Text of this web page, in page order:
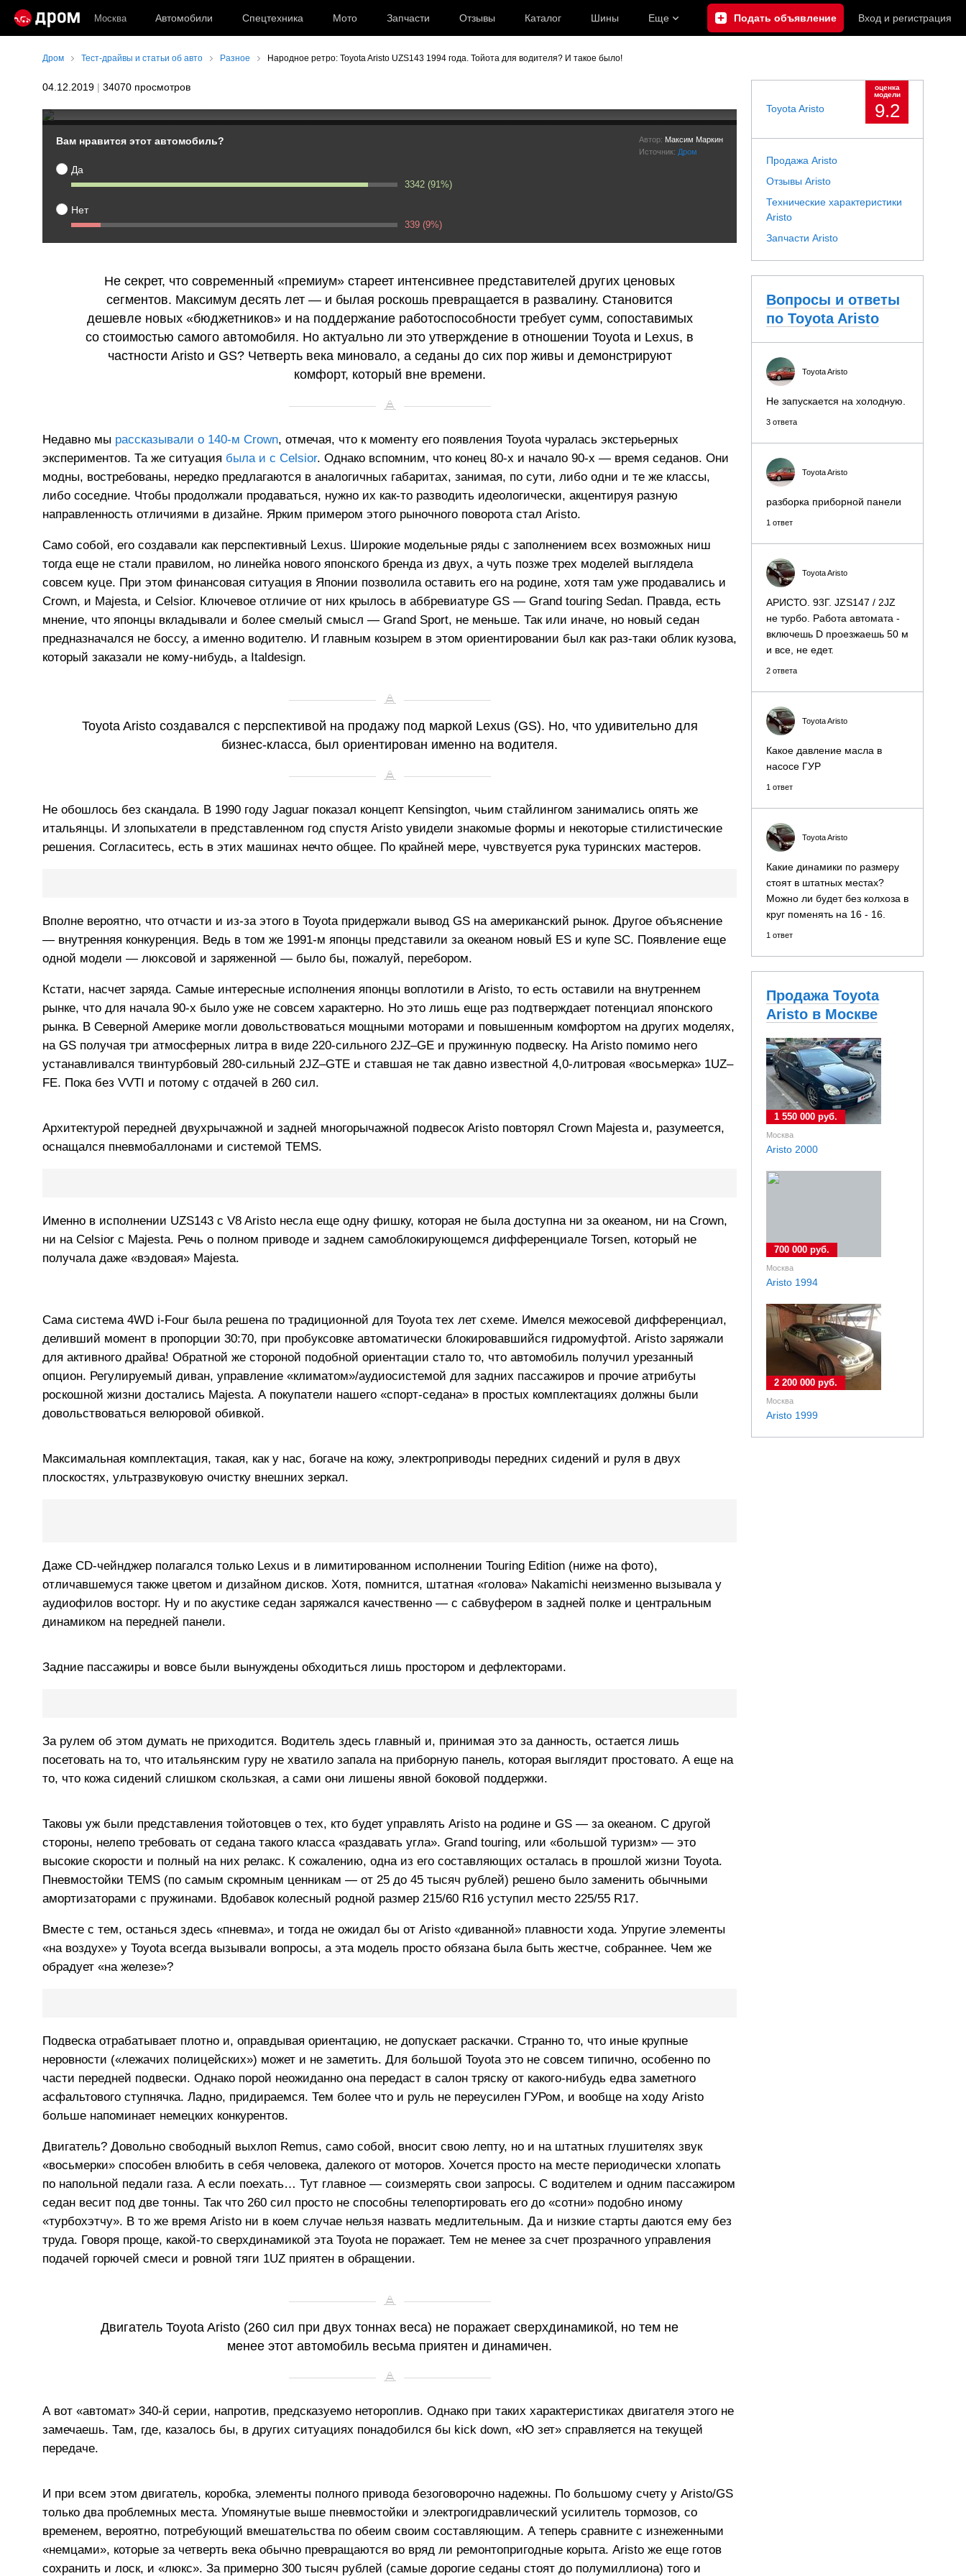
Москва Автомобили Спецтехника Мото Запчасти Отзывы Каталог Шины Еще Подать объявление Вход и регистрация
Дром Тест-драйвы и статьи об авто Разное Народное ретро: Toyota Aristo UZS143 1994 года. Тойота для водителя? И такое было!
04.12.2019 | 34070 просмотров
Народное ретро: Toyota Aristo UZS143 1994 года. Тойота для
водителя? И такое было!
Автор: Максим Маркин
Источник: Дром
Вам нравится этот автомобиль?
Да
3342 (91%)
Нет
339 (9%)
Не секрет, что современный «премиум» стареет интенсивнее представителей других ценовых
сегментов. Максимум десять лет — и былая роскошь превращается в развалину. Становится
дешевле новых «бюджетников» и на поддержание работоспособности требует сумм, сопоставимых
со стоимостью самого автомобиля. Но актуально ли это утверждение в отношении Toyota и Lexus, в
частности Aristo и GS? Четверть века миновало, а седаны до сих пор живы и демонстрируют
комфорт, который вне времени.
Недавно мы рассказывали о 140-м Crown, отмечая, что к моменту его появления Toyota чуралась экстерьерных
экспериментов. Та же ситуация была и с Celsior. Однако вспомним, что конец 80-х и начало 90-х — время седанов. Они
модны, востребованы, нередко предлагаются в аналогичных габаритах, занимая, по сути, либо одни и те же классы,
либо соседние. Чтобы продолжали продаваться, нужно их как-то разводить идеологически, акцентируя разную
направленность отличиями в дизайне. Ярким примером этого рыночного поворота стал Aristo.
Само собой, его создавали как перспективный Lexus. Широкие модельные ряды с заполнением всех возможных ниш
тогда еще не стали правилом, но линейка нового японского бренда из двух, а чуть позже трех моделей выглядела
совсем куце. При этом финансовая ситуация в Японии позволила оставить его на родине, хотя там уже продавались и
Crown, и Majesta, и Celsior. Ключевое отличие от них крылось в аббревиатуре GS — Grand touring Sedan. Правда, есть
мнение, что японцы вкладывали и более смелый смысл — Grand Sport, не меньше. Так или иначе, но новый седан
предназначался не боссу, а именно водителю. И главным козырем в этом ориентировании был как раз-таки облик кузова,
который заказали не кому-нибудь, а Italdesign.
Toyota Aristo создавался с перспективой на продажу под маркой Lexus (GS). Но, что удивительно для
бизнес-класса, был ориентирован именно на водителя.
Не обошлось без скандала. В 1990 году Jaguar показал концепт Kensington, чьим стайлингом занимались опять же
итальянцы. И злопыхатели в представленном год спустя Aristo увидели знакомые формы и некоторые стилистические
решения. Согласитесь, есть в этих машинах нечто общее. По крайней мере, чувствуется рука туринских мастеров.
Вполне вероятно, что отчасти и из-за этого в Toyota придержали вывод GS на американский рынок. Другое объяснение
— внутренняя конкуренция. Ведь в том же 1991-м японцы представили за океаном новый ES и купе SC. Появление еще
одной модели — люксовой и заряженной — было бы, пожалуй, перебором.
Кстати, насчет заряда. Самые интересные исполнения японцы воплотили в Aristo, то есть оставили на внутреннем
рынке, что для начала 90-х было уже не совсем характерно. Но это лишь еще раз подтверждает потенциал японского
рынка. В Северной Америке могли довольствоваться мощными моторами и повышенным комфортом на других моделях,
на GS получая три атмосферных литра в виде 220-сильного 2JZ–GE и пружинную подвеску. На Aristo помимо него
устанавливался твинтурбовый 280-сильный 2JZ–GTE и ставшая не так давно известной 4,0-литровая «восьмерка» 1UZ–
FE. Пока без VVTI и потому с отдачей в 260 сил.
Архитектурой передней двухрычажной и задней многорычажной подвесок Aristo повторял Crown Majesta и, разумеется,
оснащался пневмобаллонами и системой TEMS.
Именно в исполнении UZS143 с V8 Aristo несла еще одну фишку, которая не была доступна ни за океаном, ни на Crown,
ни на Celsior с Majesta. Речь о полном приводе и заднем самоблокирующемся дифференциале Torsen, который не
получала даже «вэдовая» Majesta.
Сама система 4WD i-Four была решена по традиционной для Toyota тех лет схеме. Имелся межосевой дифференциал,
деливший момент в пропорции 30:70, при пробуксовке автоматически блокировавшийся гидромуфтой. Aristo заряжали
для активного драйва! Обратной же стороной подобной ориентации стало то, что автомобиль получил урезанный
опцион. Регулируемый диван, управление «климатом»/аудиосистемой для задних пассажиров и прочие атрибуты
роскошной жизни достались Majesta. А покупатели нашего «спорт-седана» в простых комплектациях должны были
довольствоваться велюровой обивкой.
Максимальная комплектация, такая, как у нас, богаче на кожу, электроприводы передних сидений и руля в двух
плоскостях, ультразвуковую очистку внешних зеркал.
Даже CD-чейнджер полагался только Lexus и в лимитированном исполнении Touring Edition (ниже на фото),
отличавшемуся также цветом и дизайном дисков. Хотя, помнится, штатная «голова» Nakamichi неизменно вызывала у
аудиофилов восторг. Ну и по акустике седан заряжался качественно — с сабвуфером в задней полке и центральным
динамиком на передней панели.
Задние пассажиры и вовсе были вынуждены обходиться лишь простором и дефлекторами.
За рулем об этом думать не приходится. Водитель здесь главный и, принимая это за данность, остается лишь
посетовать на то, что итальянским гуру не хватило запала на приборную панель, которая выглядит простовато. А еще на
то, что кожа сидений слишком скользкая, а сами они лишены явной боковой поддержки.
Таковы уж были представления тойотовцев о тех, кто будет управлять Aristo на родине и GS — за океаном. С другой
стороны, нелепо требовать от седана такого класса «раздавать угла». Grand touring, или «большой туризм» — это
высокие скорости и полный на них релакс. К сожалению, одна из его составляющих осталась в прошлой жизни Toyota.
Пневмостойки TEMS (по самым скромным ценникам — от 25 до 45 тысяч рублей) решено было заменить обычными
амортизаторами с пружинами. Вдобавок колесный родной размер 215/60 R16 уступил место 225/55 R17.
Вместе с тем, останься здесь «пневма», и тогда не ожидал бы от Aristo «диванной» плавности хода. Упругие элементы
«на воздухе» у Toyota всегда вызывали вопросы, а эта модель просто обязана была быть жестче, собраннее. Чем же
обрадует «на железе»?
Подвеска отрабатывает плотно и, оправдывая ориентацию, не допускает раскачки. Странно то, что иные крупные
неровности («лежачих полицейских») может и не заметить. Для большой Toyota это не совсем типично, особенно по
части передней подвески. Однако порой неожиданно она передаст в салон тряску от какого-нибудь едва заметного
асфальтового ступнячка. Ладно, придираемся. Тем более что и руль не переусилен ГУРом, и вообще на ходу Aristo
больше напоминает немецких конкурентов.
Двигатель? Довольно свободный выхлоп Remus, само собой, вносит свою лепту, но и на штатных глушителях звук
«восьмерки» способен влюбить в себя человека, далекого от моторов. Хочется просто на месте периодически хлопать
по напольной педали газа. А если поехать… Тут главное — соизмерять свои запросы. С водителем и одним пассажиром
седан весит под две тонны. Так что 260 сил просто не способны телепортировать его до «сотни» подобно иному
«турбохэтчу». В то же время Aristo ни в коем случае нельзя назвать медлительным. Да и низкие старты даются ему без
труда. Говоря проще, какой-то сверхдинамикой эта Toyota не поражает. Тем не менее за счет прозрачного управления
подачей горючей смеси и ровной тяги 1UZ приятен в обращении.
Двигатель Toyota Aristo (260 сил при двух тоннах веса) не поражает сверхдинамикой, но тем не
менее этот автомобиль весьма приятен и динамичен.
А вот «автомат» 340-й серии, напротив, предсказуемо нетороплив. Однако при таких характеристиках двигателя этого не
замечаешь. Там, где, казалось бы, в других ситуациях понадобился бы kick down, «Ю зет» справляется на текущей
передаче.
И при всем этом двигатель, коробка, элементы полного привода безоговорочно надежны. По большому счету у Aristo/GS
только два проблемных места. Упомянутые выше пневмостойки и электрогидравлический усилитель тормозов, со
временем, вероятно, потребующий вмешательства по обеим своим составляющим. А теперь сравните с изнеженными
«немцами», которые за четверть века обычно превращаются во вряд ли ремонтопригодные корыта. Aristo же еще готов
сохранить и лоск, и «люкс». За примерно 300 тысяч рублей (самые дорогие седаны стоят до полумиллиона) того и
Toyota Aristo
оценка
модели
9.2
Продажа Aristo
Отзывы Aristo
Технические характеристики
Aristo
Запчасти Aristo
Вопросы и ответы
по Toyota Aristo
Toyota Aristo
Не запускается на холодную.
3 ответа
Toyota Aristo
разборка приборной панели
1 ответ
Toyota Aristo
АРИСТО. 93Г. JZS147 / 2JZ
не турбо. Работа автомата -
включешь D проезжаешь 50 м
и все, не едет.
2 ответа
Toyota Aristo
Какое давление масла в
насосе ГУР
1 ответ
Toyota Aristo
Какие динамики по размеру
стоят в штатных местах?
Можно ли будет без колхоза в
круг поменять на 16 - 16.
1 ответ
Продажа Toyota
Aristo в Москве
Москва
Aristo 2000
1 550 000 руб.
Москва
Aristo 1994
700 000 руб.
Москва
Aristo 1999
2 200 000 руб.